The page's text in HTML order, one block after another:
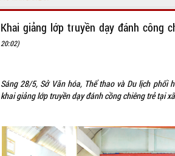
Khai giảng lớp truyền dạy đánh công
20:02)
Sáng 28/5, Sở Văn hóa, Thể thao và Du lịch phối
khai giảng lớp truyền dạy đánh cồng chiêng trẻ tại